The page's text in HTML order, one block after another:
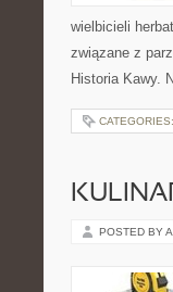
wielbicieli
związane z
Historia Kawy.
CATEGORIES:
POSTED BY